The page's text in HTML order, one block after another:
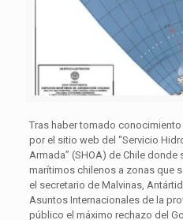
Tras haber tomado
por el sitio web del “Servicio
Armada” (SHOA) de Chile
marítimos chilenos a zonas que
el secretario de Malvinas,
Asuntos Internacionales de la
público el máximo rechazo del